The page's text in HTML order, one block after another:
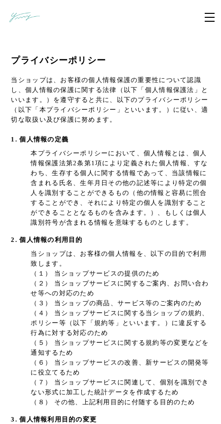
プライバシーポリシー
当ショップは、お客様の個人情報保護の重要性について認識
し、個人情報の保護に関する法律（以下「個人情報保護法」と
いいます。）を遵守すると共に、以下のプライバシーポリシー
（以下「本プライバシーポリシー」といいます。）に従い、適
切な取扱い及び保護に努めます。
1. 個人情報の定義
本プライバシーポリシーにおいて、個人情報とは、個人
情報保護法第2条第1項により定義された個人情報、すな
わち、生存する個人に関する情報であって、当該情報に
含まれる氏名、生年月日その他の記述等により特定の個
人を識別することができるもの（他の情報と容易に照合
することができ、それにより特定の個人を識別すること
ができることとなるものを含みます。）、もしくは個人
識別符号が含まれる情報を意味するものとします。
2. 個人情報の利用目的
当ショップは、お客様の個人情報を、以下の目的で利用
致します。
（１） 当ショップサービスの提供のため
（２） 当ショップサービスに関するご案内、お問い合わ
せ等への対応のため
（３） 当ショップの商品、サービス等のご案内のため
（４） 当ショップサービスに関する当ショップの規約、
ポリシー等（以下「規約等」といいます。）に違反する
行為に対する対応のため
（５） 当ショップサービスに関する規約等の変更などを
通知するため
（６） 当ショップサービスの改善、新サービスの開発等
に役立てるため
（７） 当ショップサービスに関連して、個別を識別でき
ない形式に加工した統計データを作成するため
（８） その他、上記利用目的に付随する目的のため
3. 個人情報利用目的の変更